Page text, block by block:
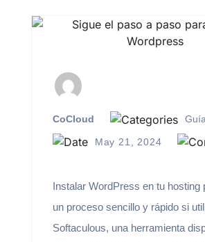
CoCloud
May 21, 2024
Instalar WordPress en tu hosting
un proceso sencillo y rápido si
Softaculous, una herramienta